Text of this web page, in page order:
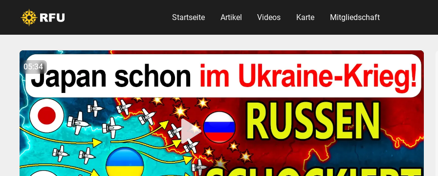
Startseite Artikel Videos Karte Mitgliedschaft
No items found.
05:34